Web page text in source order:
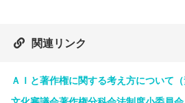
関連リンク
ＡＩと著作権に関する考え方について